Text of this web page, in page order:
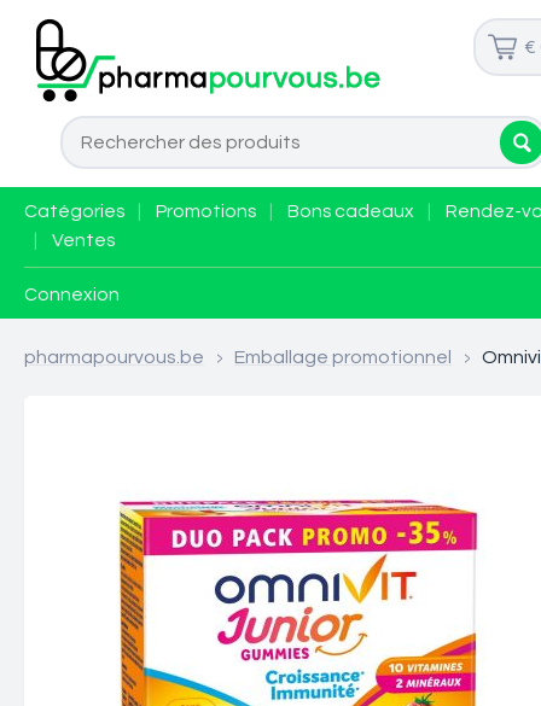
€
Catégories Promotions Bons cadeaux
Rendez-
Ventes
Connexion
pharmapourvous.be > Emballage promotionnel >